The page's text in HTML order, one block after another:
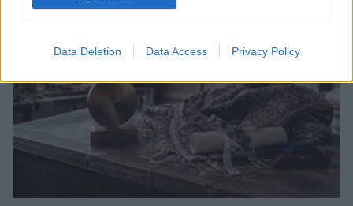
Data Deletion Data Access Privacy Policy